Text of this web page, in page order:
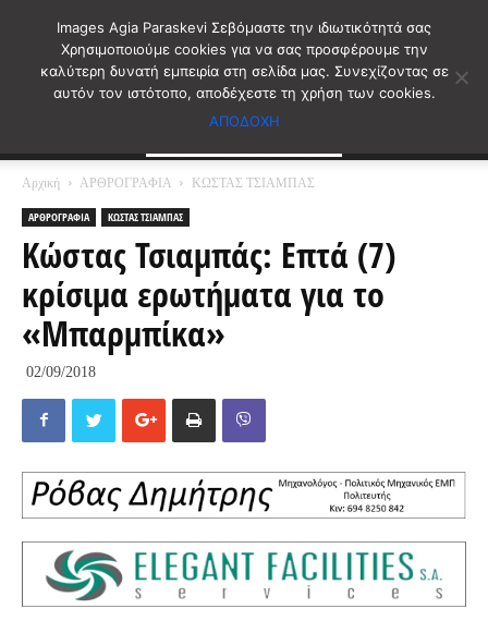
Αρχική ΑΡΘΡΟΓΡΑΦΙΑ ΚΩΣΤΑΣ ΤΣΙΑΜΠΑΣ
ΑΡΘΡΟΓΡΑΦΙΑ ΚΩΣΤΑΣ ΤΣΙΑΜΠΑΣ
Κώστας Τσιαμπάς: Επτά (7)
κρίσιμα ερωτήματα για το
«Μπαρμπίκα»
02/09/2018
Images Agia Paraskevi Σεβόμαστε την ιδιωτικότητά σας
Χρησιμοποιούμε cookies για να σας προσφέρουμε την
καλύτερη δυνατή εμπειρία στη σελίδα μας. Συνεχίζοντας σε
αυτόν τον ιστότοπο, αποδέχεστε τη χρήση των cookies.
ΑΠΟΔΟΧΗ